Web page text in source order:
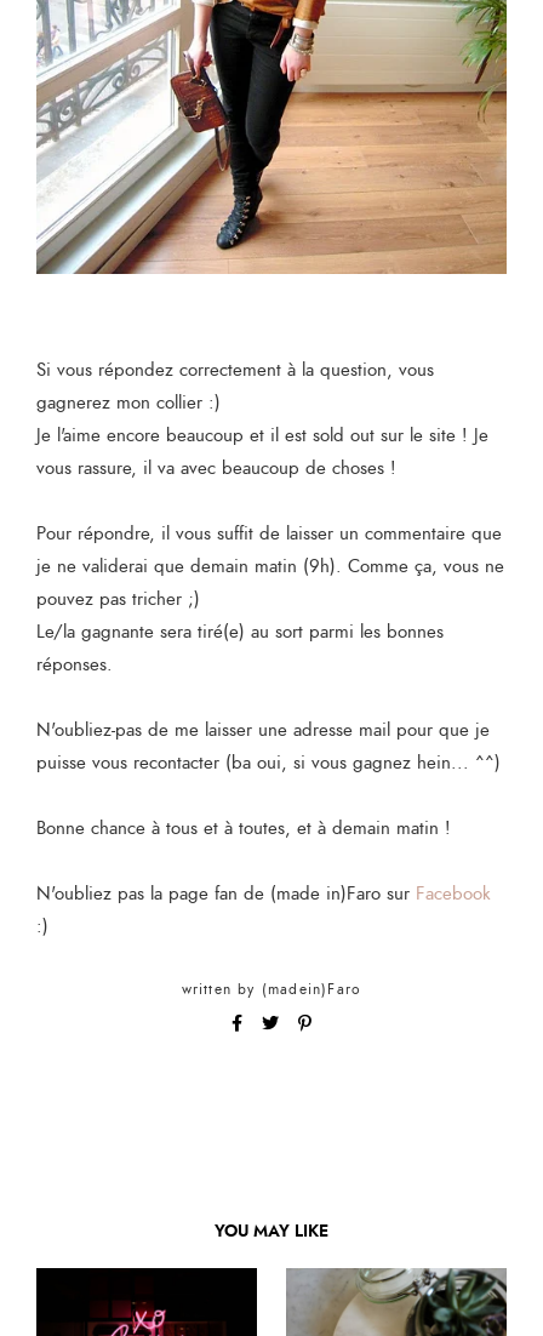
Si vous répondez correctement à la question, vous
gagnerez mon collier :)
Je l'aime encore beaucoup et il est sold out sur le site ! Je
vous rassure, il va avec beaucoup de choses !
Pour répondre, il vous suffit de laisser un commentaire que
je ne validerai que demain matin (9h). Comme ça, vous ne
pouvez pas tricher ;)
Le/la gagnante sera tiré(e) au sort parmi les bonnes
réponses.
N'oubliez-pas de me laisser une adresse mail pour que je
puisse vous recontacter (ba oui, si vous gagnez hein... ^^)
Bonne chance à tous et à toutes, et à demain matin !
N'oubliez pas la page fan de (made in)Faro sur Facebook
:)
written by (madein)Faro
YOU MAY LIKE